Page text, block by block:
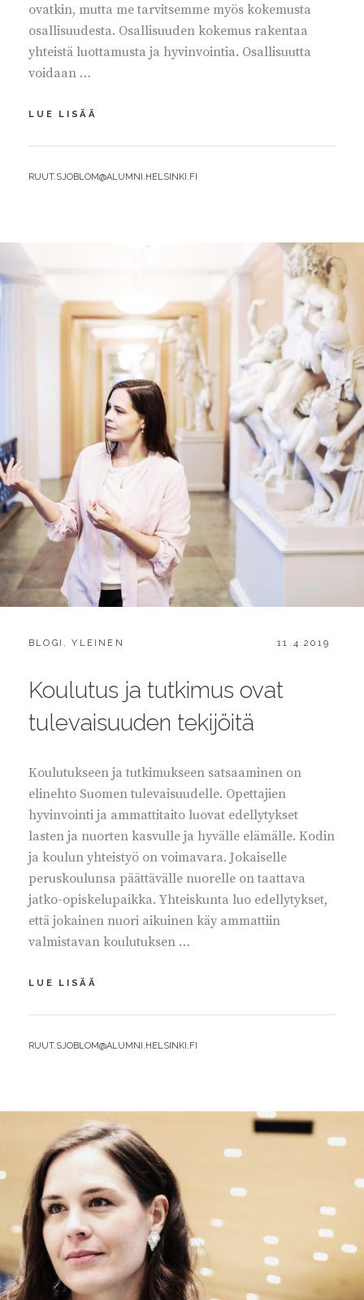
ovatkin, mutta me tarvitsemme myös kokemusta
osallisuudesta. Osallisuuden kokemus rakentaa
yhteistä luottamusta ja hyvinvointia. Osallisuutta
voidaan …
LUE LISÄÄ
KOKEMUSTA
BY
RUUT.SJOBLOM@ALUMNI.HELSINKI.FI
CATEGORIES:
BLOGI ,YLEINEN
POSTED
11.4.2019
Koulutus ja tutkimus ovat
tulevaisuuden tekijöitä
Koulutukseen ja tutkimukseen satsaaminen on
elinehto Suomen tulevaisuudelle. Opettajien
hyvinvointi ja ammattitaito luovat edellytykset
lasten ja nuorten kasvulle ja hyvälle elämälle. Kodin
ja koulun yhteistyö on voimavara. Jokaiselle
peruskoulunsa päättävälle nuorelle on taattava
jatko-opiskelupaikka. Yhteiskunta luo edellytykset,
että jokainen nuori aikuinen käy ammattiin
valmistavan koulutuksen …
LUE LISÄÄ
TUTKIMUS
TULEVAISUUDEN
BY
RUUT.SJOBLOM@ALUMNI.HELSINKI.FI